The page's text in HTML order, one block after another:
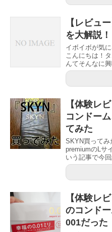
【レビュ
を大解説
イボイボが気
こんにちは！
んてそんなに
【体験レ
コンドー
てみた
SKYN買って
premiumのLサ
いう記事で今
【体験レ
のコンド
001だった